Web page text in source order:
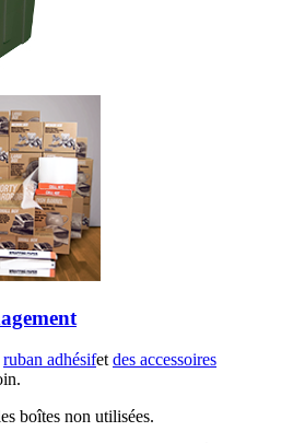
ruban adhésifet des accessoires
boîtes non utilisées.